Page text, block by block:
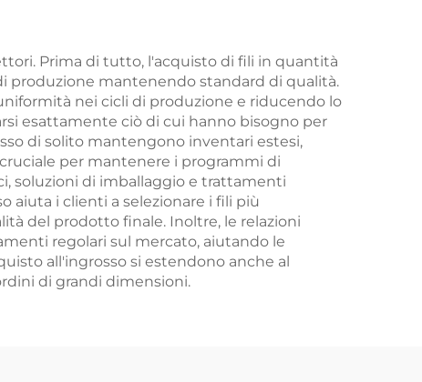
Prima di tutto, l'acquisto di fili in quantità
produzione mantenendo standard di qualità.
nei cicli di produzione e riducendo lo
esattamente ciò di cui hanno bisogno per
di solito mantengono inventari estesi,
per mantenere i programmi di
soluzioni di imballaggio e trattamenti
aiuta i clienti a selezionare i fili più
del prodotto finale. Inoltre, le relazioni
regolari sul mercato, aiutando le
all'ingrosso si estendono anche al
di grandi dimensioni.